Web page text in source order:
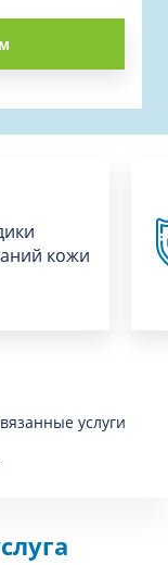
кожи
услуги